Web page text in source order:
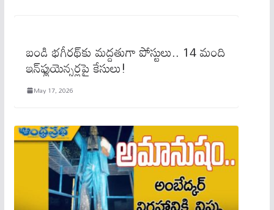
బండి భగీరథ్‌కు మద్దతుగా పోస్టులు.. 14 మంది
ఇన్‌ఫ్లుయెన్సర్లపై కేసులు!
May 17, 2026